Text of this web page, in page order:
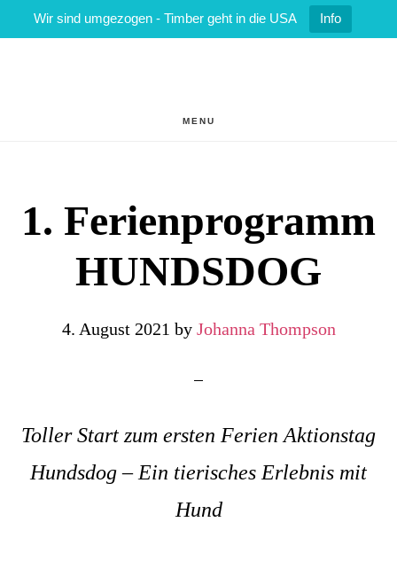
Wir sind umgezogen - Timber geht in die USA Info
MENU
1. Ferienprogramm
HUNDSDOG
4. August 2021 by Johanna Thompson
Toller Start zum ersten Ferien Aktionstag
Hundsdog – Ein tierisches Erlebnis mit
Hund